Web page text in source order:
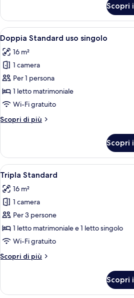
2
letti
singoli
Standard
con
letto
matrimoniale
o
2
singoli
Scopri
Apri
tutte
le
foto
per
Doppia
Standard
singolo
Un
3
Doppia Standard uso singolo
16 m²
1 camera
Per 1 persona
1 letto matrimoniale
Wi-Fi gratuito
Scopri di più
Altri
Standard
uso
singolo
Scopri
Apri
tutte
le
foto
per
Tripla
Standard
Una
3
Tripla Standard
16 m²
1 camera
Per 3 persone
1 letto matrimoniale e 1 letto singolo
Wi-Fi gratuito
Scopri di più
Altri
Standard
Scopri